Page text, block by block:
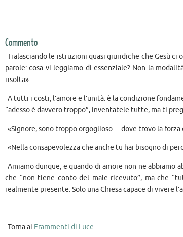
Commento
Tralasciando le istruzioni quasi giuridiche che Gesù
parole: cosa vi leggiamo di essenziale? Non la
risolta».
A tutti i costi, l’amore e l’unità: è la condizione
“adesso è davvero troppo”, inventatele tutte, ma ti
«Signore, sono troppo orgoglioso… dove trovo la
«Nella consapevolezza che anche tu hai bisogno di
Amiamo dunque, e quando di amore non ne abbiamo
che “non tiene conto del male ricevuto”, ma che
realmente presente. Solo una Chiesa capace di vivere
Torna ai Frammenti di Luce